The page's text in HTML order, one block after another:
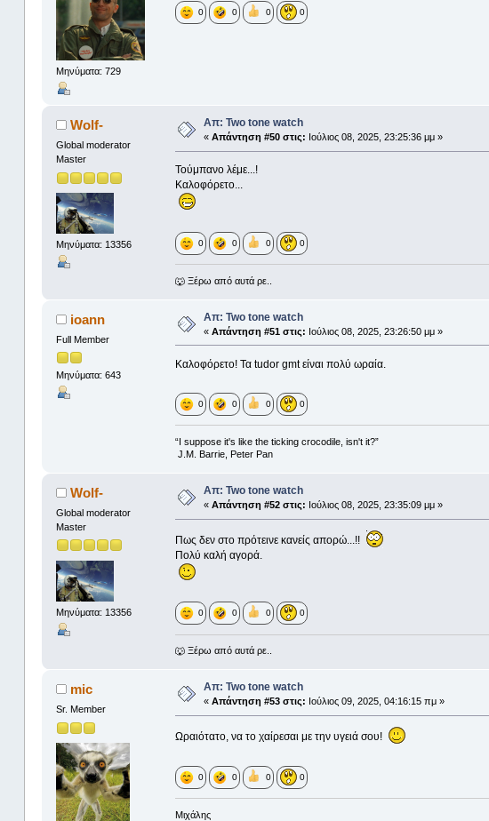
Μηνύματα: 729
0 0 0 0
Wolf-
Global moderator
Master
Μηνύματα: 13356
Απ: Two tone watch
« Απάντηση #50 στις: Ιούλιος 08, 2025, 23:25:36 μμ »
Τούμπανο λέμε...!
Καλοφόρετο...
0 0 0 0
🐺 Ξέρω από αυτά ρε..
ioann
Full Member
Μηνύματα: 643
Απ: Two tone watch
« Απάντηση #51 στις: Ιούλιος 08, 2025, 23:26:50 μμ »
Καλοφόρετο! Τα tudor gmt είναι πολύ ωραία.
0 0 0 0
“I suppose it's like the ticking crocodile, isn't it?”
J.M. Barrie, Peter Pan
Wolf-
Global moderator
Master
Μηνύματα: 13356
Απ: Two tone watch
« Απάντηση #52 στις: Ιούλιος 08, 2025, 23:35:09 μμ »
Πως δεν στο πρότεινε κανείς απορώ...!!
Πολύ καλή αγορά.
0 0 0 0
🐺 Ξέρω από αυτά ρε..
mic
Sr. Member
Απ: Two tone watch
« Απάντηση #53 στις: Ιούλιος 09, 2025, 04:16:15 πμ »
Ωραιότατο, να το χαίρεσαι με την υγειά σου!
0 0 0 0
Μιχάλης